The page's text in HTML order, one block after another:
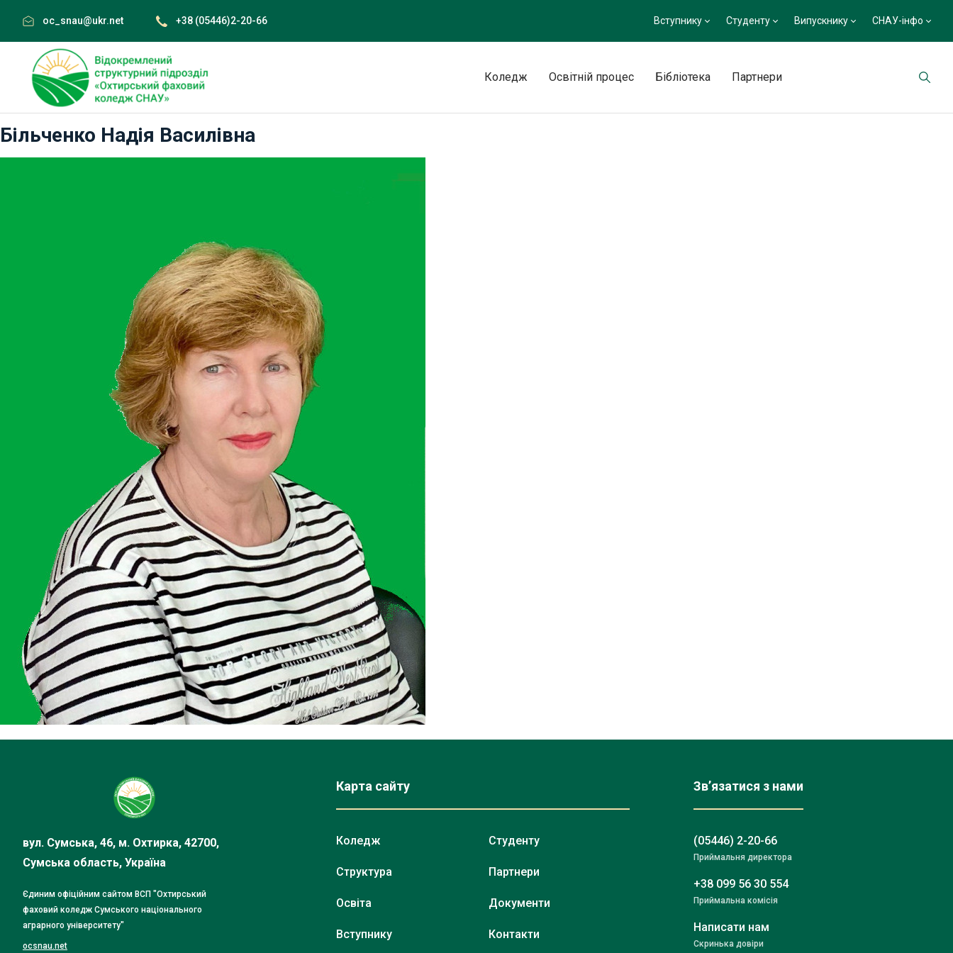
content
oc_snau@ukr.net +38 (05446)2-20-66 Вступнику Студенту Випускнику СНАУ-інфо
Коледж Освітній процес Бібліотека Партнери
Більченко Надія Василівна
вул. Сумська, 46, м. Охтирка, 42700,
Сумська область, Україна
Єдиним офіційним сайтом ВСП "Охтирський
фаховий коледж Сумського національного
аграрного університету"
ocsnau.net
Карта сайту
Коледж
Структура
Освіта
Вступнику
Студенту
Партнери
Документи
Контакти
Зв’язатися з нами
(05446) 2-20-66
Приймальня директора
+38 099 56 30 554
Приймальна комісія
Написати нам
Скринька довіри